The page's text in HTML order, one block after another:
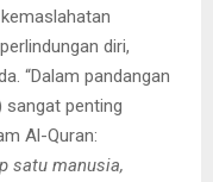
diri,
“Dalam pandangan
sangat penting
Al-Quran:
satu manusia,